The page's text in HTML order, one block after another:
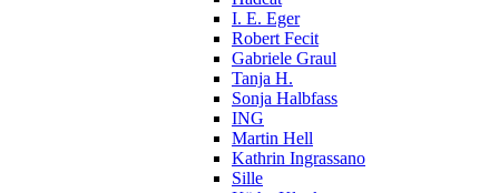
I. E. Eger
Robert Fecit
Gabriele Graul
Tanja H.
Sonja Halbfass
ING
Martin Hell
Kathrin Ingrassano
Sille